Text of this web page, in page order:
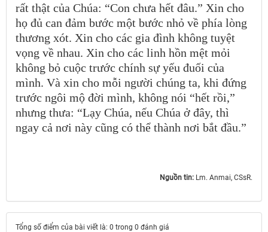
rất thật của Chúa: “Con chưa hết đâu.” Xin cho
họ đủ can đảm bước một bước nhỏ về phía lòng
thương xót. Xin cho các gia đình không tuyệt
vọng về nhau. Xin cho các linh hồn mệt mỏi
không bỏ cuộc trước chính sự yếu đuối của
mình. Và xin cho mỗi người chúng ta, khi đứng
trước ngôi mộ đời mình, không nói “hết rồi,”
nhưng thưa: “Lạy Chúa, nếu Chúa ở đây, thì
ngay cả nơi này cũng có thể thành nơi bắt đầu.”
Nguồn tin: Lm. Anmai, CSsR.
Tổng số điểm của bài viết là: 0 trong 0 đánh giá